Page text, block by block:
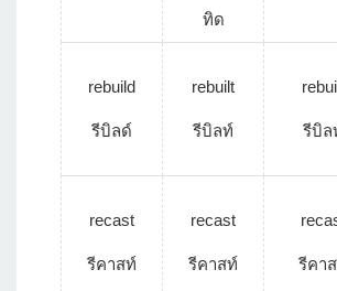
ทิด
rebuild
รีบิลด์
rebuilt
รีบิลท์ รีบิล
recast
รีคาสท์
recast
รีคาสท์ รีคา